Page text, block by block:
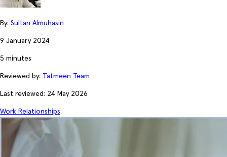
By: Sultan Almuhasin
9 January 2024
5 minutes
Reviewed by: Tatmeen Team
Last reviewed: 24 May 2026
Work Relationships